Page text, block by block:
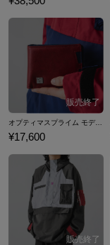
オプティマスプライム モデル マネークリップ付き二つ折り財布 トランスフォーマー
¥17,600